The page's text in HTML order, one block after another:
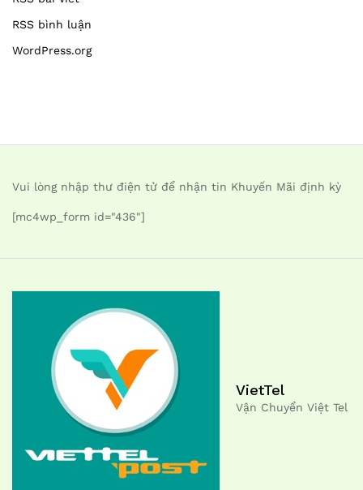
RSS bình luận
WordPress.org
Vui lòng nhập thư điện tử để nhận tin Khuyến Mãi định kỳ
[mc4wp_form id="436"]
VietTel
Vận Chuyển Việt Tel